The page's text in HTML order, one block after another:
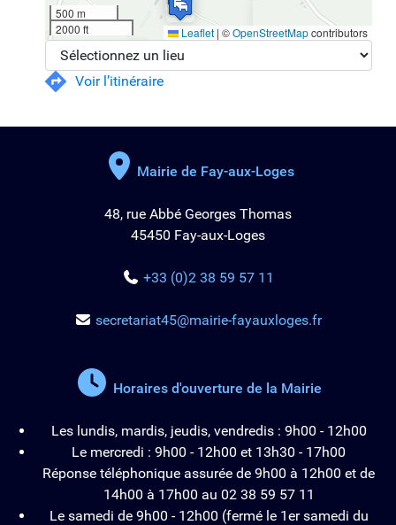
500 m
2000 ft
Leaflet | ©OpenStreetMapcontributors
Voir l’itinéraire
Mairie de Fay-aux-Loges
48, rue Abbé Georges Thomas
45450 Fay-aux-Loges
+33 (0)2 38 59 57 11
secretariat45@mairie-fayauxloges.fr
Horaires d'ouverture de la Mairie
Les lundis, mardis, jeudis, vendredis : 9h00 - 12h00
Le mercredi : 9h00 - 12h00 et 13h30 - 17h00
Réponse téléphonique assurée de 9h00 à 12h00 et de
14h00 à 17h00 au 02 38 59 57 11
Le samedi de 9h00 - 12h00 (fermé le 1er samedi du